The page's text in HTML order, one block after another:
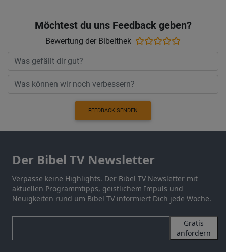
Möchtest du uns Feedback geben?
Bewertung der Bibelthek
FEEDBACK SENDEN
Der Bibel TV Newsletter
Verpasse keine Highlights. Der Bibel TV Newsletter mit
aktuellen Programmtipps, geistlichem Impuls und
Neuigkeiten rund um Bibel TV informiert Dich jede Woche.
Gratis
anfordern